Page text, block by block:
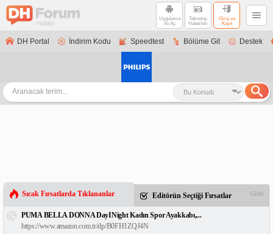
Uygulama
ile Aç
Teknoloji
Haberleri
Giriş ve
Kayıt
DH Portal İndirim Kodu Speedtest Bölüme Git Destek
Sıcak Fırsatlarda Tıklananlar Editörün Seçtiği Fırsatlar Gizle
PUMA BELLA DONNA DayINight Kadın Spor Ayakkabı,...
https://www.amazon.com.tr/dp/B0FH1ZQJ4N